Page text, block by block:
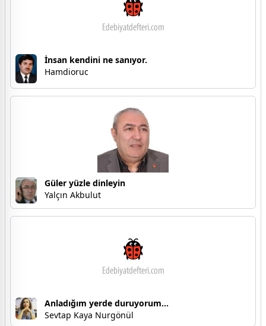
İnsan kendini ne sanıyor.
Hamdioruc
Güler yüzle dinleyin
Yalçın Akbulut
Anladığım yerde duruyorum...
Sevtap Kaya Nurgönül